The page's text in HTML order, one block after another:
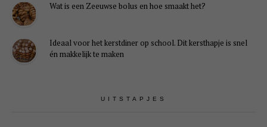
Wat is een Zeeuwse bolus en hoe smaakt het?
Ideaal voor het kerstdiner op school. Dit kersthapje is snel
én makkelijk te maken
UITSTAPJES